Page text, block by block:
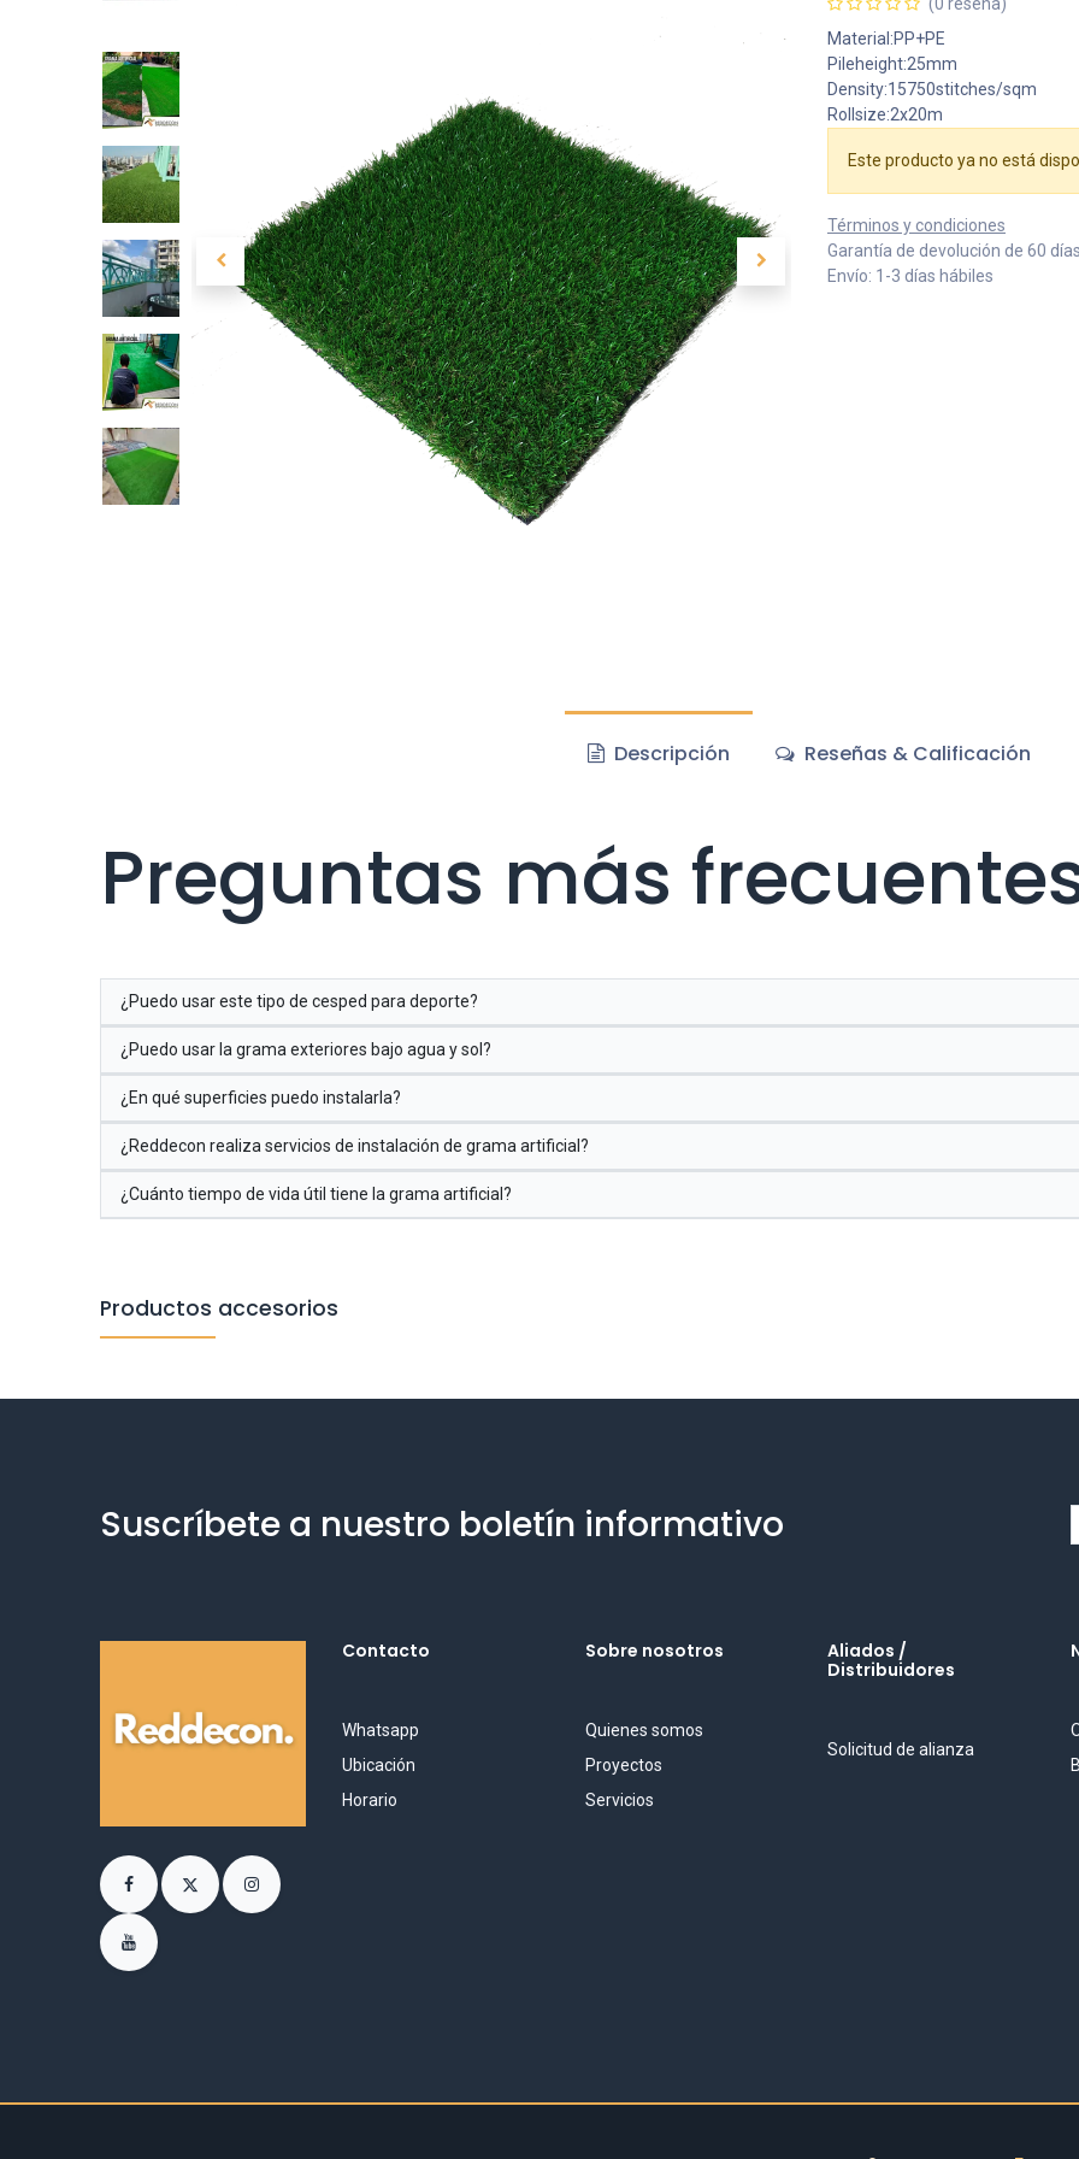
Material:PP+PE
Pileheight:25mm
Density:15750stitches/sqm
Rollsize:2x20m
Este producto ya no está
Términos y condiciones
Garantía de devolución de 60
Envío: 1-3 días hábiles
Descripción Reseñas & Calificación
Preguntas más
¿Puedo usar este tipo de cesped para deporte?
¿Puedo usar la grama exteriores bajo agua y sol?
¿En qué superficies puedo instalarla?
¿Reddecon realiza servicios de instalación de grama artificial?
¿Cuánto tiempo de vida útil tiene la grama artificial?
Productos accesorios
Suscríbete a nuestro boletín informativo
Contacto
Whatsapp
Ubicación
Horario
Sobre nosotros
Quienes somos
Proyectos
Servicios
Aliados /
Distribuidores
Solicitud de alianza